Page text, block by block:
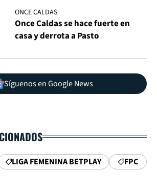
ONCE CALDAS
Once Caldas se hace fuerte en
casa y derrota a Pasto
Síguenos en Google News
LIGA FEMENINA BETPLAY FPC